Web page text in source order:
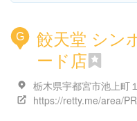
G
餃天堂 シン
ード店
栃木県宇都宮市池上町